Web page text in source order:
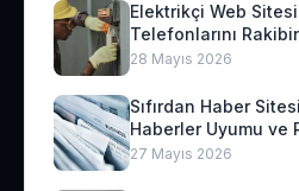
Elektrikçi Web Sitesi
Telefonlarını
28 Mayıs 2026
Sıfırdan Haber
Haberler Uyumu ve
27 Mayıs 2026